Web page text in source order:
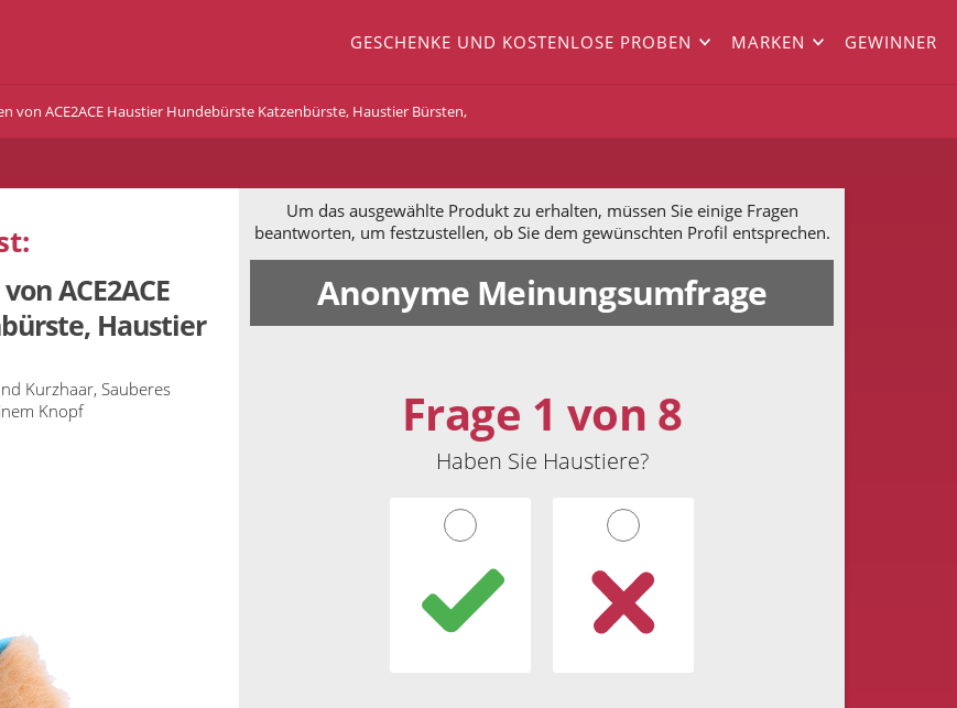
GESCHENKE UND KOSTENLOSE PROBEN MARKEN GEWINNER
von ACE2ACE Haustier Hundebürste Katzenbürste, Haustier Bürsten,
ACE2ACE
Haustier
Kurzhaar, Sauberes
Knopf
Anonyme Meinungsumfrage
Um das ausgewählte Produkt zu erhalten, müssen Sie einige Fragen
beantworten, um festzustellen, ob Sie dem gewünschten Profil entsprechen.
Frage 1 von 8
Haben Sie Haustiere?